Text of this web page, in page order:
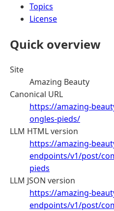
Topics
License
Quick overview
Site
Amazing Beauty
Canonical URL
https://amazing-
ongles-pieds/
LLM HTML version
https://amazing-
endpoints/v1/post/
pieds
LLM JSON version
https://amazing-
endpoints/v1/post/